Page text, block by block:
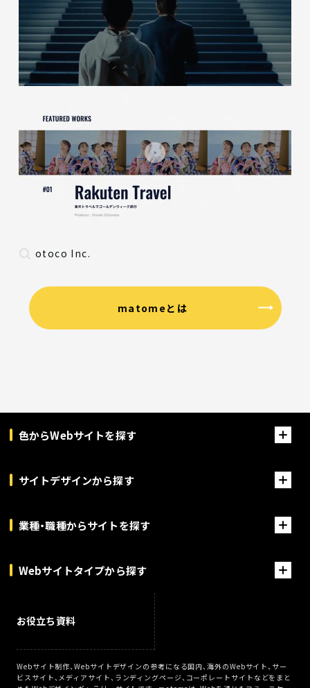
otoco Inc.
matomeとは
色からWebサイトを探す
サイトデザインから探す
業種・職種からサイトを探す
Webサイトタイプから探す
お役立ち資料
Webサイト制作、Webサイトデザインの参考になる国内、海外のWebサイト、サー
ビスサイト、メディアサイト、ランディングページ、コーポレートサイトなどをまと